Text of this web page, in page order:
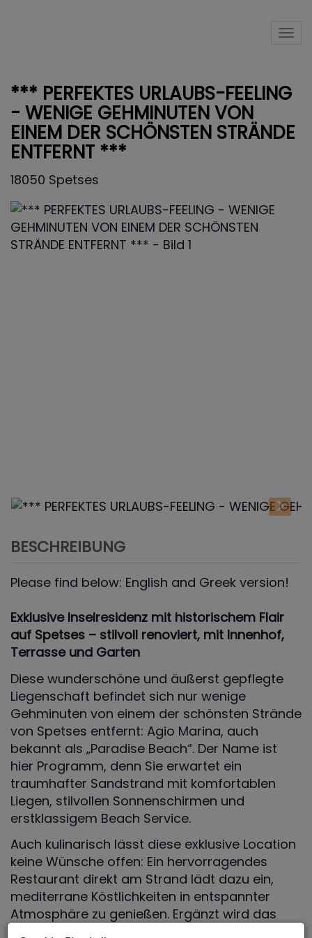
*** PERFEKTES URLAUBS-FEELING
- WENIGE GEHMINUTEN VON
EINEM DER SCHÖNSTEN STRÄNDE
ENTFERNT ***
18050 Spetses
BESCHREIBUNG
Please find below: English and Greek version!
Exklusive Inselresidenz mit historischem Flair
auf Spetses – stilvoll renoviert, mit Innenhof,
Terrasse und Garten
Diese wunderschöne und äußerst gepflegte
Liegenschaft befindet sich nur wenige
Gehminuten von einem der schönsten Strände
von Spetses entfernt: Agio Marina, auch
bekannt als „Paradise Beach“. Der Name ist
hier Programm, denn Sie erwartet ein
traumhafter Sandstrand mit komfortablen
Liegen, stilvollen Sonnenschirmen und
erstklassigem Beach Service.
Auch kulinarisch lässt diese exklusive Location
keine Wünsche offen: Ein hervorragendes
Restaurant direkt am Strand lädt dazu ein,
mediterrane Köstlichkeiten in entspannter
Atmosphäre zu genießen. Ergänzt wird das